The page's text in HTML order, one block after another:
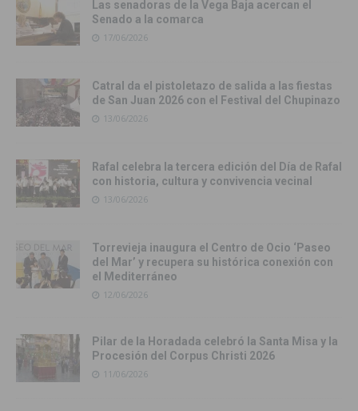
Las senadoras de la Vega Baja acercan el
Senado a la comarca
17/06/2026
Catral da el pistoletazo de salida a las fiestas
de San Juan 2026 con el Festival del Chupinazo
13/06/2026
Rafal celebra la tercera edición del Día de Rafal
con historia, cultura y convivencia vecinal
13/06/2026
Torrevieja inaugura el Centro de Ocio ‘Paseo
del Mar’ y recupera su histórica conexión con
el Mediterráneo
12/06/2026
Pilar de la Horadada celebró la Santa Misa y la
Procesión del Corpus Christi 2026
11/06/2026